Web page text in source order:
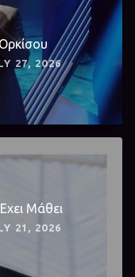
27, 2026
Μάθει
21, 2026